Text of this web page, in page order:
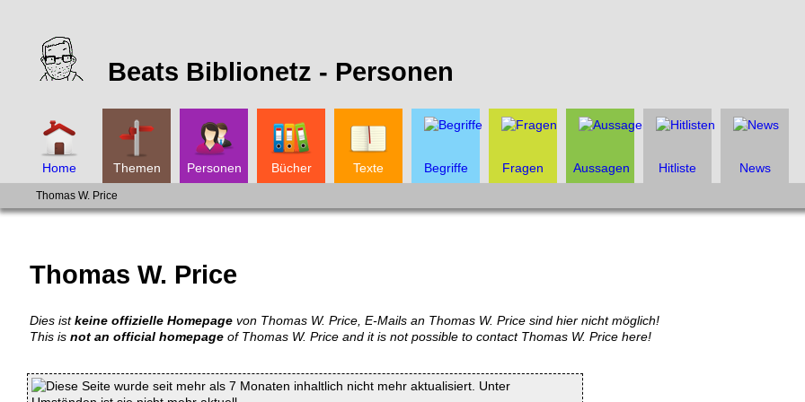
Beats Biblionetz - Personen
Home Themen Personen Bücher Texte Begriffe Fragen Aussagen Hitliste News
Thomas W. Price
Thomas W. Price
Dies istkeine offizielle Homepage von Thomas W. Price, E-Mails an Thomas W. Price sind hier nicht möglich!
This is not an official homepage of Thomas W. Price and it is not possible to contact Thomas W. Price here!
Diese Seite wurde seit mehr als 7 Monaten inhaltlich nicht mehr aktualisiert. Unter